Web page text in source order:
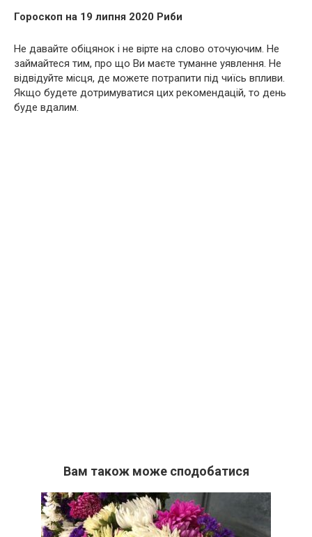
Гороскоп на 19 липня 2020 Риби
Не давайте обіцянок і не вірте на слово оточуючим. Не
займайтеся тим, про що Ви маєте туманне уявлення. Не
відвідуйте місця, де можете потрапити під чиїсь впливи.
Якщо будете дотримуватися цих рекомендацій, то день
буде вдалим.
Вам також може сподобатися